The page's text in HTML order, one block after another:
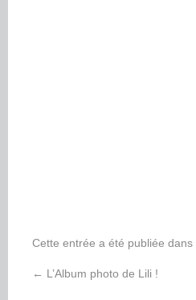
Cette entrée a été publiée dans
← L’Album photo de Lili !